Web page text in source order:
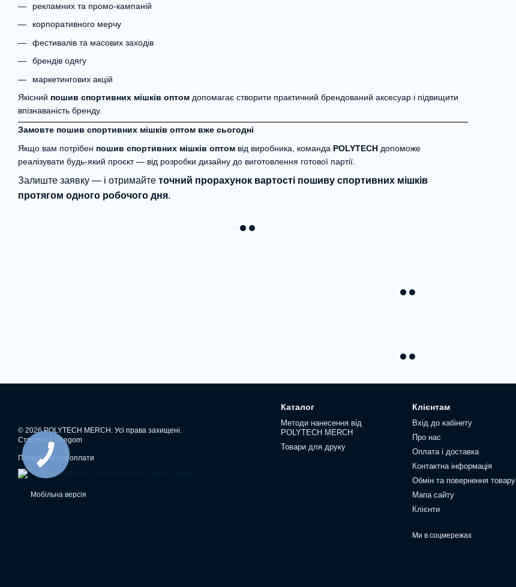
рекламних та промо-кампаній
корпоративного мерчу
фестивалів та масових заходів
брендів одягу
маркетингових акцій
Якісний пошив спортивних мішків оптом допомагає створити практичний брендований аксесуар і підвищити
впізнаваність бренду.
Замовте пошив спортивних мішків оптом вже сьогодні
Якщо вам потрібен пошив спортивних мішків оптом від виробника, команда POLYTECH допоможе
реалізувати будь-який проєкт — від розробки дизайну до виготовлення готової партії.
Залиште заявку — і отримайте точний прорахунок вартості пошиву спортивних мішків
протягом одного робочого дня.
© 2026 POLYTECH MERCH. Усі права захищені.
Створено: beegom
Приймаємо до оплати
Мобільна версія
Каталог
Методи нанесення від
POLYTECH MERCH
Товари для друку
Клієнтам
Вхід до кабінету
Про нас
Оплата і доставка
Контактна інформація
Обмін та повернення товару
Мапа сайту
Клієнти
Ми в соцмережах